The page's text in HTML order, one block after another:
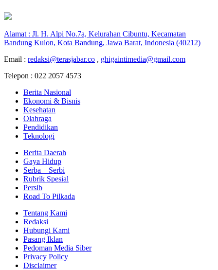
Alamat : Jl. H. Alpi No.7a, Kelurahan Cibuntu, Kecamatan
Bandung Kulon, Kota Bandung, Jawa Barat, Indonesia (40212)
Email : redaksi@terasjabar.co , ghigaintimedia@gmail.com
Telepon : 022 2057 4573
Berita Nasional
Ekonomi & Bisnis
Kesehatan
Olahraga
Pendidikan
Teknologi
Berita Daerah
Gaya Hidup
Serba – Serbi
Rubrik Spesial
Persib
Road To Pilkada
Tentang Kami
Redaksi
Hubungi Kami
Pasang Iklan
Pedoman Media Siber
Privacy Policy
Disclaimer